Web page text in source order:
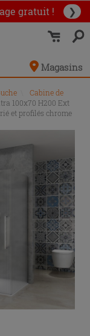
gratuit ! ❯
Magasins
Cabine de
100x70 H200 Ext
et profilés chrome